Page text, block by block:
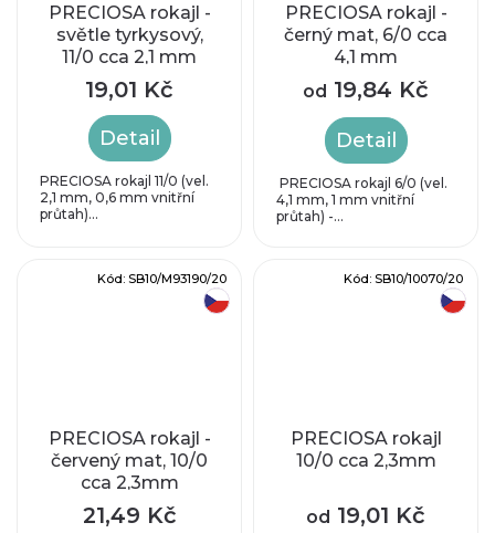
PRECIOSA rokajl -
světle tyrkysový,
11/0 cca 2,1 mm
19,01 Kč
Detail
PRECIOSA rokajl 11/0 (vel.
2,1 mm, 0,6 mm vnitřní
průtah)...
PRECIOSA rokajl -
černý mat, 6/0 cca
4,1 mm
od 19,84 Kč
Detail
PRECIOSA rokajl 6/0 (vel.
4,1 mm, 1 mm vnitřní
průtah) -...
PRECIOSA rokajl -
červený mat, 10/0
cca 2,3mm
21,49 Kč
Kód: SB10/M93190/20
PRECIOSA rokajl
10/0 cca 2,3mm
od 19,01 Kč
Kód: SB10/10070/20